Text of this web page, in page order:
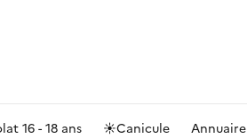
16 - 18 ans ☀️Canicule Annuaire